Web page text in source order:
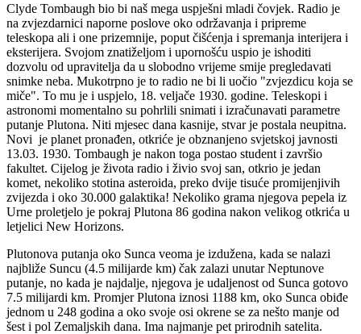
Clyde Tombaugh bio bi naš mega uspješni mladi čovjek. Radio je
na zvjezdarnici naporne poslove oko održavanja i pripreme
teleskopa ali i one prizemnije, poput čišćenja i spremanja interijera i
eksterijera. Svojom znatiželjom i upornošću uspio je ishoditi
dozvolu od upravitelja da u slobodno vrijeme smije pregledavati
snimke neba. Mukotrpno je to radio ne bi li uočio "zvjezdicu koja se
miče". To mu je i uspjelo, 18. veljače 1930. godine. Teleskopi i
astronomi momentalno su pohrlili snimati i izračunavati parametre
putanje Plutona. Niti mjesec dana kasnije, stvar je postala neupitna.
Novi je planet pronađen, otkriće je obznanjeno svjetskoj javnosti
13.03. 1930. Tombaugh je nakon toga postao student i završio
fakultet. Cijelog je života radio i živio svoj san, otkrio je jedan
komet, nekoliko stotina asteroida, preko dvije tisuće promijenjivih
zvijezda i oko 30.000 galaktika! Nekoliko grama njegova pepela iz
Urne proletjelo je pokraj Plutona 86 godina nakon velikog otkrića u
letjelici New Horizons.
Plutonova putanja oko Sunca veoma je izdužena, kada se nalazi
najbliže Suncu (4.5 milijarde km) čak zalazi unutar Neptunove
putanje, no kada je najdalje, njegova je udaljenost od Sunca gotovo
7.5 milijardi km. Promjer Plutona iznosi 1188 km, oko Sunca obiđe
jednom u 248 godina a oko svoje osi okrene se za nešto manje od
šest i pol Zemaljskih dana. Ima najmanje pet prirodnih satelita.